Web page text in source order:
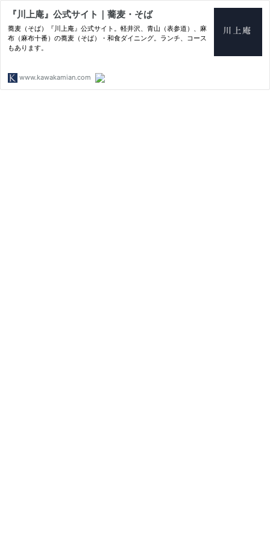
『川上庵』公式サイト｜蕎麦・そば
蕎麦（そば）『川上庵』公式サイト。軽井沢、青山（表参道）、麻
布（麻布十番）の蕎麦（そば）・和食ダイニング。ランチ、コース
もあります。
www.kawakamian.com